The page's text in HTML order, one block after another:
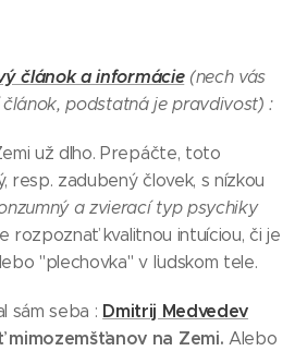
článok a informácie(nech vás
podstatná je pravdivosť) :
už dlho. Prepáčte, toto
resp. zadubený človek, s nízkou
a zvierací typ psychiky
rozpoznať kvalitnou intuíciou, či je
"plechovka" v ľudskom tele.
sám seba : Dmitrij Medvedev
na Zemi. Alebo